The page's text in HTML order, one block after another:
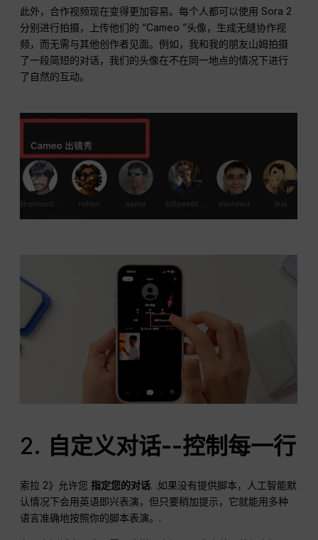
此外，合作视频现在变得更加容易。每个人都可以使用 Sora 2
分别进行拍摄，上传他们的 “Cameo ”头像，生成无缝协作视
频，而无需与其他创作者见面。例如，我和我的朋友山姆拍摄
了一段简短的对话，我们的头像在不在同一地点的情况下进行
了自然的互动。
2. 自定义对话--控制每一行
索拉 2》允许您指定您的对话. .如果没有提供脚本，人工智能默
认情况下会用英语即兴表演，但只要稍加提示，它就能用多种
语言准确地按照你的脚本表演。.